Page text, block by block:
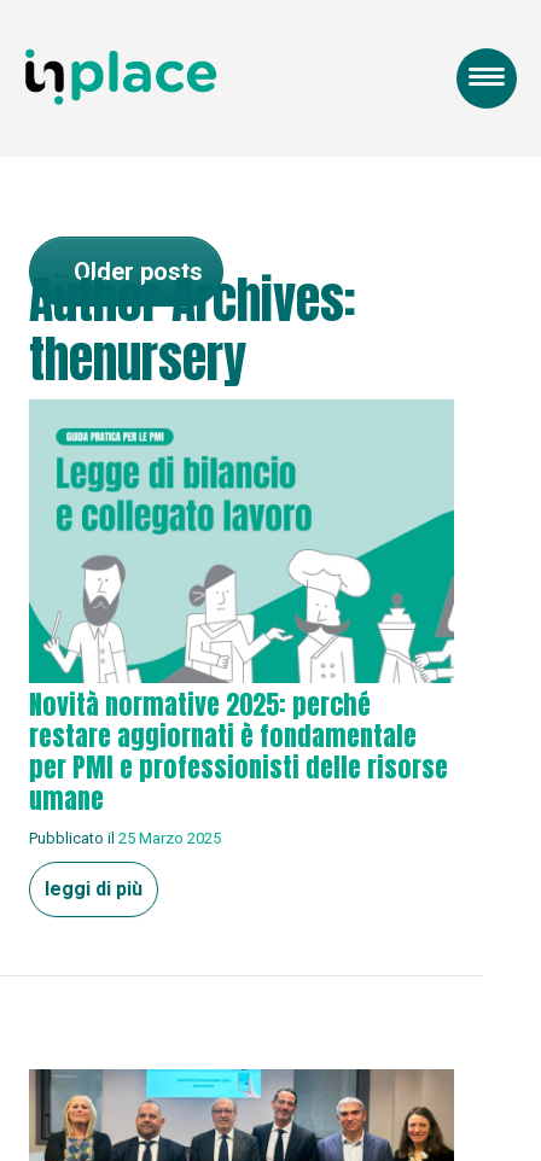
Author Archives:
thenursery
← Older posts
Novità normative 2025: perché
restare aggiornati è fondamentale
per PMI e professionisti delle risorse
umane
Pubblicato il 25 Marzo 2025
leggi di più